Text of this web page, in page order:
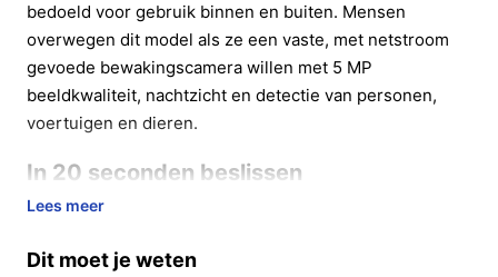
bedoeld voor gebruik binnen en buiten. Mensen
overwegen dit model als ze een vaste, met netstroom
gevoede bewakingscamera willen met 5 MP
beeldkwaliteit, nachtzicht en detectie van personen,
voertuigen en dieren.
In 20 seconden beslissen
Kopen als:
ondersteuning voor 2,4/5 GHz Wi‑Fi en je een
Lees meer
Dit moet je weten